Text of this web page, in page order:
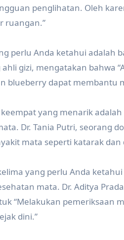
penglihatan. Oleh
ruangan.”
perlu Anda ketahui adalah
ahli gizi, mengatakan bahwa
blueberry dapat membantu
yang menarik
Dr. Tania Putri, seorang
mata seperti katarak dan
yang perlu Anda
mata. Dr. Aditya
“Melakukan pemeriksaan
dini.”